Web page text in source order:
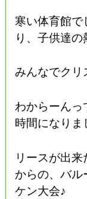
寒い体育館で
り、子供達
みんなでクリ
わからーんっ
時間になりま
リースが出
からの、バ
ケン大会♪